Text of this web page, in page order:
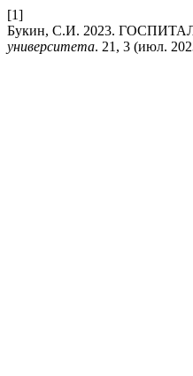
[1]
Букин, С.И. 2023.
университета. 21, 3 (июл.